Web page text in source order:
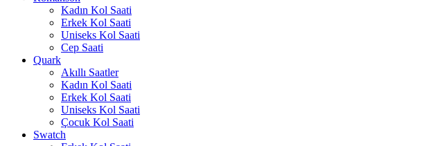
Kadın Kol Saati
Erkek Kol Saati
Uniseks Kol Saati
Cep Saati
Quark
Akıllı Saatler
Kadın Kol Saati
Erkek Kol Saati
Uniseks Kol Saati
Çocuk Kol Saati
Swatch